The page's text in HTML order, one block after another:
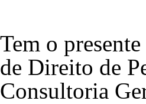
Tem o
de Direito de
Consultoria